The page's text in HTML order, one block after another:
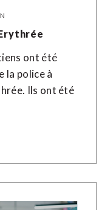
ont été
la police à
Ils ont été